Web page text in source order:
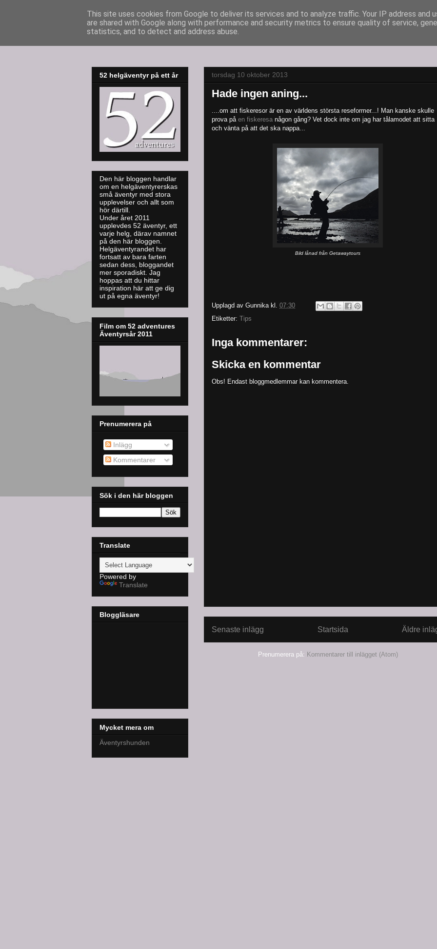
52adventures
torsdag 10 oktober 2013
Hade ingen aning...
....om att fiskeresor är en av världens största reseformer...! Man kanske skulle
prova på en fiskeresa någon gång? Vet dock inte om jag har tålamodet att sitta
och vänta på att det ska nappa...
Bild lånad från Getawaytours
Upplagd av Gunnika kl. 07:30
Etiketter: Tips
Inga kommentarer:
Skicka en kommentar
Obs! Endast bloggmedlemmar kan kommentera.
Senaste inlägg Äldre
Startsida
Prenumerera på: Kommentarer till inlägget (Atom)
52 helgäventyr på ett år
Den här bloggen handlar
om en helgäventyrerskas
små äventyr med stora
upplevelser och allt som
hör därtill.
Under året 2011
upplevdes 52 äventyr, ett
varje helg, därav namnet
på den här bloggen.
Helgäventyrandet har
fortsatt av bara farten
sedan dess, bloggandet
mer sporadiskt. Jag
hoppas att du hittar
inspiration här att ge dig
ut på egna äventyr!
Film om 52 adventures
Äventyrsår 2011
Prenumerera på
Inlägg
Kommentarer
Sök i den här bloggen
Translate
Powered by
Translate
Bloggläsare
Mycket mera om
Äventyrshunden
This site uses cookies from Google to deliver its services and to analyze traffic. Your IP address and
are shared with Google along with performance and security metrics to ensure quality of service,
statistics, and to detect and address abuse.